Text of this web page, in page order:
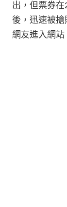
出，但票券
後，迅速被
網友進入網站